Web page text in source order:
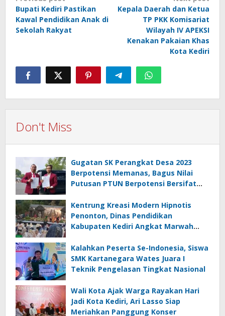
navigation
Bupati Kediri Pastikan
Kawal Pendidikan Anak di
Sekolah Rakyat
Kepala Daerah dan Ketua
TP PKK Komisariat
Wilayah IV APEKSI
Kenakan Pakaian Khas
Kota Kediri
Don't Miss
Gugatan SK Perangkat Desa 2023
Berpotensi Memanas, Bagus Nilai
Putusan PTUN Berpotensi Bersifat
Kentrung Kreasi Modern Hipnotis
Penonton, Dinas Pendidikan
Kabupaten Kediri Angkat Marwah
Kalahkan Peserta Se-Indonesia, Siswa
SMK Kartanegara Wates Juara I
Teknik Pengelasan Tingkat Nasional
Wali Kota Ajak Warga Rayakan Hari
Jadi Kota Kediri, Ari Lasso Siap
Meriahkan Panggung Konser